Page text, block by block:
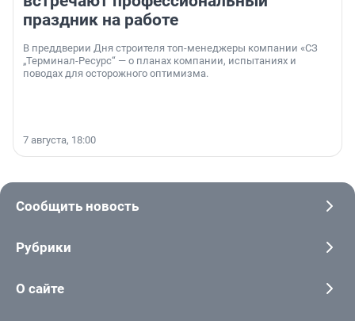
праздник на работе
В преддверии Дня строителя топ-менеджеры компании «СЗ
„Терминал-Ресурс“ — о планах компании, испытаниях и
поводах для осторожного оптимизма.
7 августа, 18:00
Сообщить новость
Рубрики
О сайте